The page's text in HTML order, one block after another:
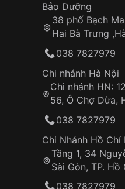
Bảo Dưỡng
38 phố Bạch
Hai Bà Trưng
038 7827979
Chi nhánh Hà Nội
Chi nhánh HN:
56, Ô Chợ Dừa,
038 7827979
Chi Nhánh Hồ Chí
Tầng 1, 34
Sài Gòn, TP. Hồ
038 7827979